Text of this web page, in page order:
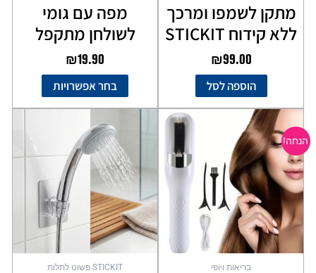
מתקן לשמפו ומרכך
ללא קידוח STICKIT
₪99.00
הוספה לסל
מפה עם גומי
לשולחן מתקפל
₪19.90
בחר אפשרויות
הנחה!
בריאות ויופי
היה:
₪199.00.
המחיר
הוא:
₪99.00.
STICKIT פשוט לתלות